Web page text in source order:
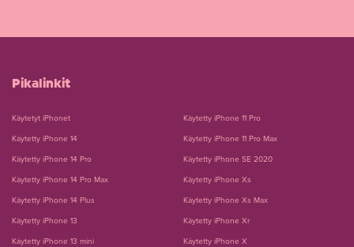
Pikalinkit
Käytetyt iPhonet
Käytetty iPhone 14
Käytetty iPhone 14 Pro
Käytetty iPhone 14 Pro Max
Käytetty iPhone 14 Plus
Käytetty iPhone 13
Käytetty iPhone 13 mini
Käytetty iPhone 11 Pro
Käytetty iPhone 11 Pro Max
Käytetty iPhone SE 2020
Käytetty iPhone Xs
Käytetty iPhone Xs Max
Käytetty iPhone Xr
Käytetty iPhone X